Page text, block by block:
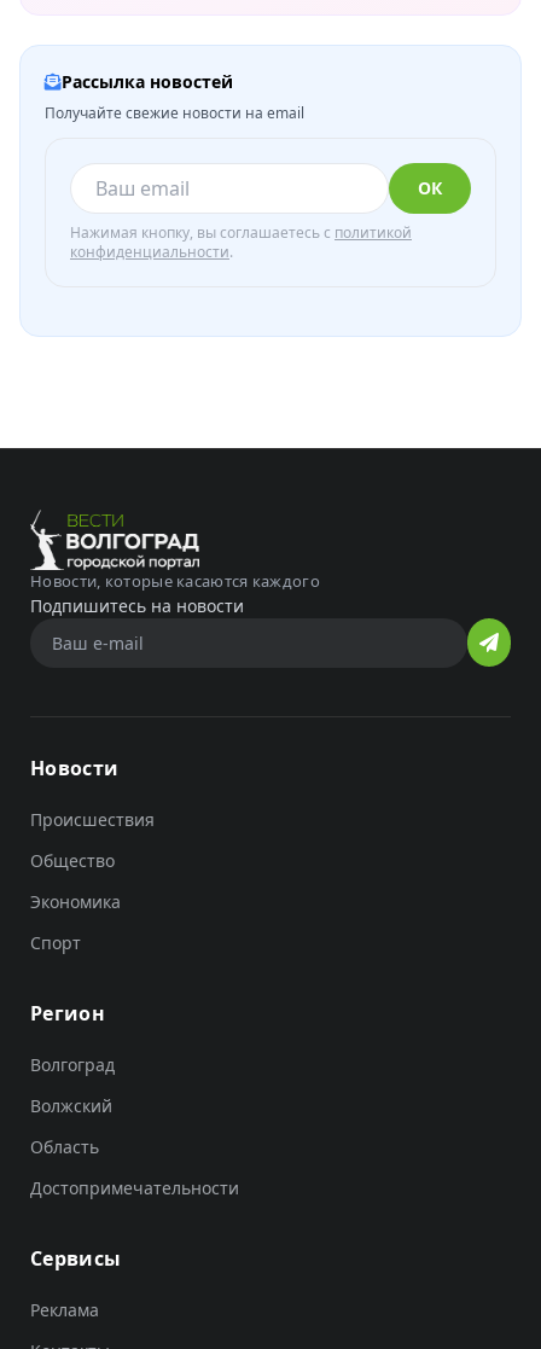
Рассылка новостей
Получайте свежие новости на email
ОК
Нажимая кнопку, вы соглашаетесь с политикой
конфиденциальности.
Новости, которые касаются каждого
Подпишитесь на новости
Новости
Происшествия
Общество
Экономика
Спорт
Регион
Волгоград
Волжский
Область
Достопримечательности
Сервисы
Реклама